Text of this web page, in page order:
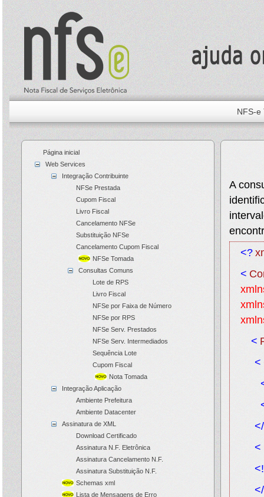
NFS-e
Página inicial
Web Services
Integração Contribuinte
NFSe Prestada
Cupom Fiscal
Livro Fiscal
Cancelamento NFSe
Substituição NFSe
Cancelamento Cupom Fiscal
NFSe Tomada
Consultas Comuns
Lote de RPS
Livro Fiscal
NFSe por Faixa de Número
NFSe por RPS
NFSe Serv. Prestados
NFSe Serv. Intermediados
Sequência Lote
Cupom Fiscal
Nota Tomada
Integração Aplicação
Ambiente Prefeitura
Ambiente Datacenter
Assinatura de XML
Download Certificado
Assinatura N.F. Eletrônica
Assinatura Cancelamento N.F.
Assinatura Substituição N.F.
Schemas xml
Lista de Mensagens de Erro
A
<?
<
<
<
</
<
</